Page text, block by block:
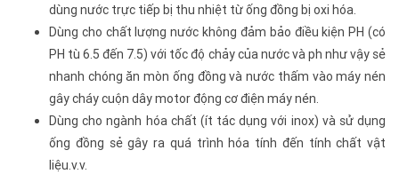
dùng nước trực tiếp bị thu nhiệt từ ống đồng bị oxi hóa.
Dùng cho chất lượng nước không đảm bảo điều kiện PH (có
PH tù 6.5 đến 7.5) với tốc độ chảy của nước và ph như vậy sẻ
nhanh chóng ăn mòn ống đồng và nước thấm vào máy nén
gây cháy cuộn dây motor động cơ điện máy nén.
Dùng cho ngành hóa chất (ít tác dụng với inox) và sử dụng
ống đồng sẻ gây ra quá trình hóa tính đến tính chất vật
liệu.v.v.